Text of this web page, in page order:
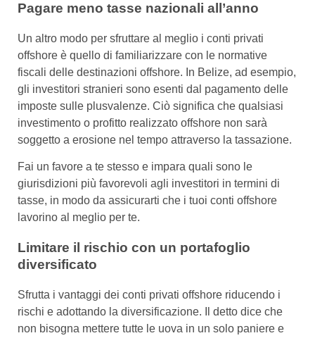
Pagare meno tasse nazionali all’anno
Un altro modo per sfruttare al meglio i conti privati
offshore è quello di familiarizzare con le normative
fiscali delle destinazioni offshore. In Belize, ad esempio,
gli investitori stranieri sono esenti dal pagamento delle
imposte sulle plusvalenze. Ciò significa che qualsiasi
investimento o profitto realizzato offshore non sarà
soggetto a erosione nel tempo attraverso la tassazione.
Fai un favore a te stesso e impara quali sono le
giurisdizioni più favorevoli agli investitori in termini di
tasse, in modo da assicurarti che i tuoi conti offshore
lavorino al meglio per te.
Limitare il rischio con un portafoglio
diversificato
Sfrutta i vantaggi dei conti privati offshore riducendo i
rischi e adottando la diversificazione. Il detto dice che
non bisogna mettere tutte le uova in un solo paniere e